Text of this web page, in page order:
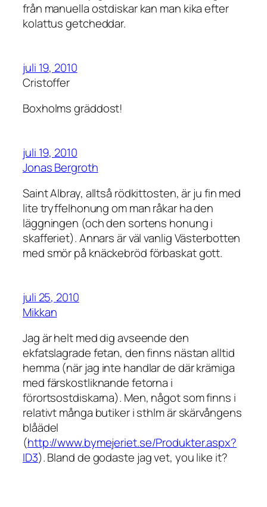
från manuella ostdiskar kan man kika efter
kolattus getcheddar.
juli 19, 2010
Cristoffer
Boxholms gräddost!
juli 19, 2010
Jonas Bergroth
Saint Albray, alltså rödkittosten, är ju fin med
lite tryffelhonung om man råkar ha den
läggningen (och den sortens honung i
skafferiet). Annars är väl vanlig Västerbotten
med smör på knäckebröd förbaskat gott.
juli 25, 2010
Mikkan
Jag är helt med dig avseende den
ekfatslagrade fetan, den finns nästan alltid
hemma (när jag inte handlar de där krämiga
med färskostliknande fetorna i
förortsostdiskarna). Men, något som finns i
relativt många butiker i sthlm är skärvångens
blåädel
(http://www.bymejeriet.se/Produkter.aspx?
ID3). Bland de godaste jag vet, you like it?